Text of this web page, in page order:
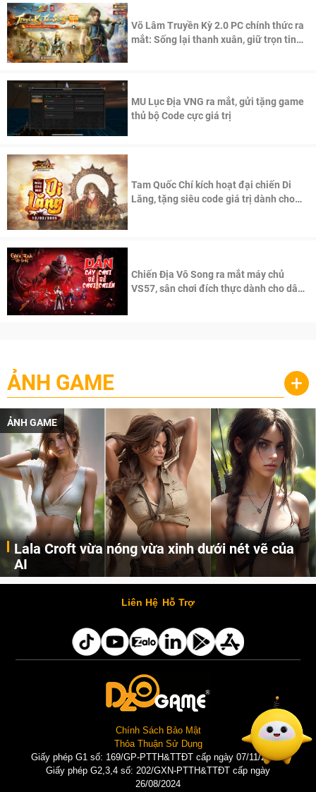
Võ Lâm Truyền Kỳ 2.0 PC chính thức ra
mắt: Sống lại thanh xuân, giữ trọn tinh
MU Lục Địa VNG ra mắt, gửi tặng game
thủ bộ Code cực giá trị
Tam Quốc Chí kích hoạt đại chiến Di
Lăng, tặng siêu code giá trị dành cho
Chiến Địa Vô Song ra mắt máy chủ
VS57, sân chơi đích thực dành cho dân
ẢNH GAME +
ẢNH GAME
Lala Croft vừa nóng vừa xinh dưới nét vẽ của
AI
Cùng đến với những hình ảnh Lala Croft của Tomb Raider dưới nét vẽ của AI. Một cô nàng xinh đẹp, nóng bỏng nhưng cũng rắn rỏi và mạnh mẽ.
Liên Hệ Hỗ Trợ
Chính Sách Bảo Mật
Thỏa Thuận Sử Dụng
Giấy phép G1 số: 169/GP-PTTH&TTĐT cấp ngày 07/11/2025 |
Giấy phép G2,3,4 số: 202/GXN-PTTH&TTĐT cấp ngày
26/08/2024